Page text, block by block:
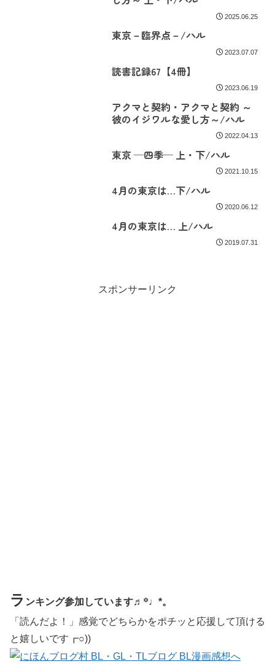
2025.06.25
東京－臨界点－/ハル
2023.07.07
読書記録67【4冊】
2023.06.19
アクマと契約・アクマと契約 ～
彼のイジワルな愛し方～/ハル
2022.04.13
東京 ─四季─ 上・下/ハル
2021.10.15
4月の東京は…下/ハル
2020.06.12
4月の東京は… 上/ハル
2019.07.31
スポンサーリンク
ラ ンキング参加しています♬꙳♩*。
「読んだよ！」感覚でどちらかをポチッと応援して頂ける
と嬉しいです┏○))